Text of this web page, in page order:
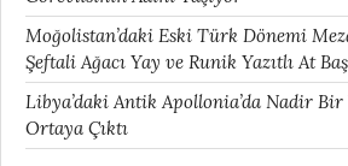
Moğolistan’daki Eski Türk Dönemi
Şeftali Ağacı Yay ve Runik Yazıtlı At
Libya’daki Antik Apollonia’da Nadir
Ortaya Çıktı